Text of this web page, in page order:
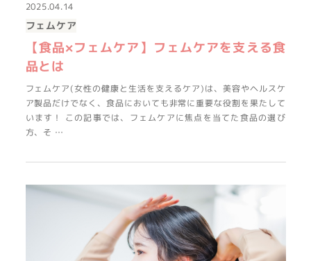
2025.04.14
フェムケア
【食品×フェムケア】フェムケアを支える食
品とは
フェムケア(女性の健康と生活を支えるケア)は、美容やヘルスケ
ア製品だけでなく、食品においても非常に重要な役割を果たして
います！ この記事では、フェムケアに焦点を当てた食品の選び
方、そ …